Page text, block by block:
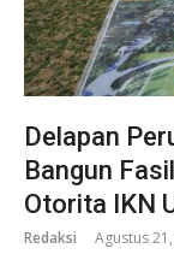
Delapan
Bangun
Otorita IKN
Redaksi Agustus